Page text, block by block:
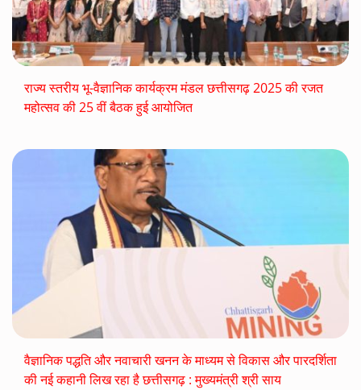
राज्य स्तरीय भू-वैज्ञानिक कार्यक्रम मंडल छत्तीसगढ़ 2025 की रजत
महोत्सव की 25 वीं बैठक हुई आयोजित
वैज्ञानिक पद्धति और नवाचारी खनन के माध्यम से विकास और पारदर्शिता
की नई कहानी लिख रहा है छत्तीसगढ़ : मुख्यमंत्री श्री साय